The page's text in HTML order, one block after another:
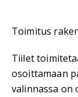
Toimitus
Tiilet
osoittamaan
valinnassa on